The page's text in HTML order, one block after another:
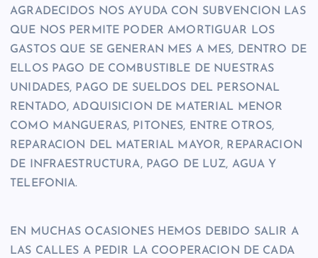
AGRADECIDOS NOS AYUDA CON SUBVENCION LAS
QUE NOS PERMITE PODER AMORTIGUAR LOS
GASTOS QUE SE GENERAN MES A MES, DENTRO DE
ELLOS PAGO DE COMBUSTIBLE DE NUESTRAS
UNIDADES, PAGO DE SUELDOS DEL PERSONAL
RENTADO, ADQUISICION DE MATERIAL MENOR
COMO MANGUERAS, PITONES, ENTRE OTROS,
REPARACION DEL MATERIAL MAYOR, REPARACION
DE INFRAESTRUCTURA, PAGO DE LUZ, AGUA Y
TELEFONIA.
EN MUCHAS OCASIONES HEMOS DEBIDO SALIR A
LAS CALLES A PEDIR LA COOPERACION DE CADA